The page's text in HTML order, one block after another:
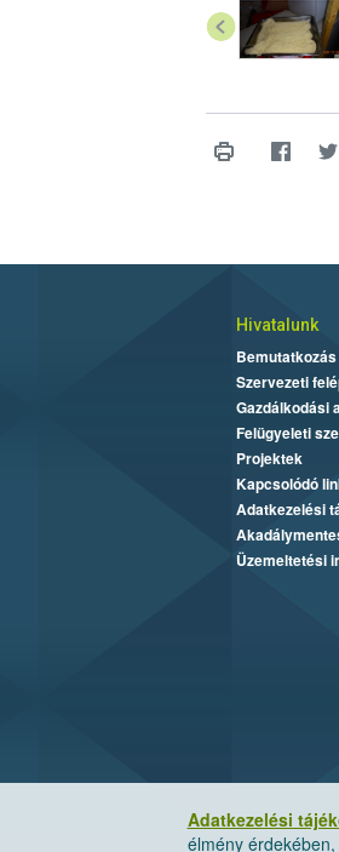
Adatkezelési
élmény
Hivatalunk
Bemutatkozás
Szervezeti
Gazdálkodási
Felügyeleti
Projektek
Kapcsolódó
Adatkezelési
Üzemeltetési